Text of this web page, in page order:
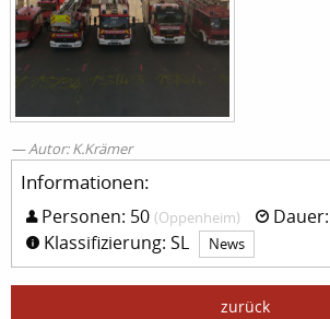
Autor: K.Krämer
Informationen:
Personen: 50 (Oppenheim)
Klassifizierung: SL
News
zurück